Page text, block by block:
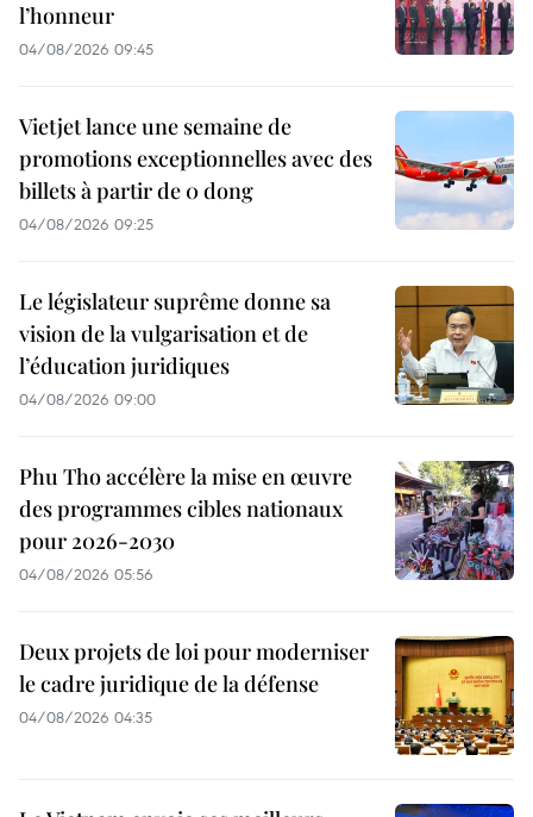
l’honneur
04/08/2026 09:45
Vietjet lance une semaine de
promotions exceptionnelles avec des
billets à partir de 0 dong
04/08/2026 09:25
Le législateur suprême donne sa
vision de la vulgarisation et de
l’éducation juridiques
04/08/2026 09:00
Phu Tho accélère la mise en œuvre
des programmes cibles nationaux
pour 2026-2030
04/08/2026 05:56
Deux projets de loi pour moderniser
le cadre juridique de la défense
04/08/2026 04:35